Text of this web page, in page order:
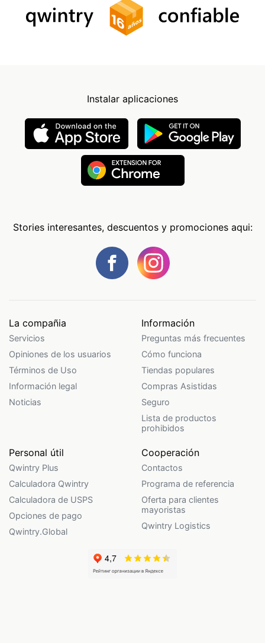
Instalar aplicaciones
Stories interesantes, descuentos y promociones aqui:
La compañia
Servicios
Opiniones de los usuarios
Términos de Uso
Información legal
Noticias
Información
Preguntas más frecuentes
Cómo funciona
Tiendas populares
Compras Asistidas
Seguro
Lista de productos
prohibidos
Personal útil
Qwintry Plus
Calculadora Qwintry
Calculadora de USPS
Opciones de pago
Qwintry.Global
Cooperación
Contactos
Programa de referencia
Oferta para clientes
mayoristas
Qwintry Logistics